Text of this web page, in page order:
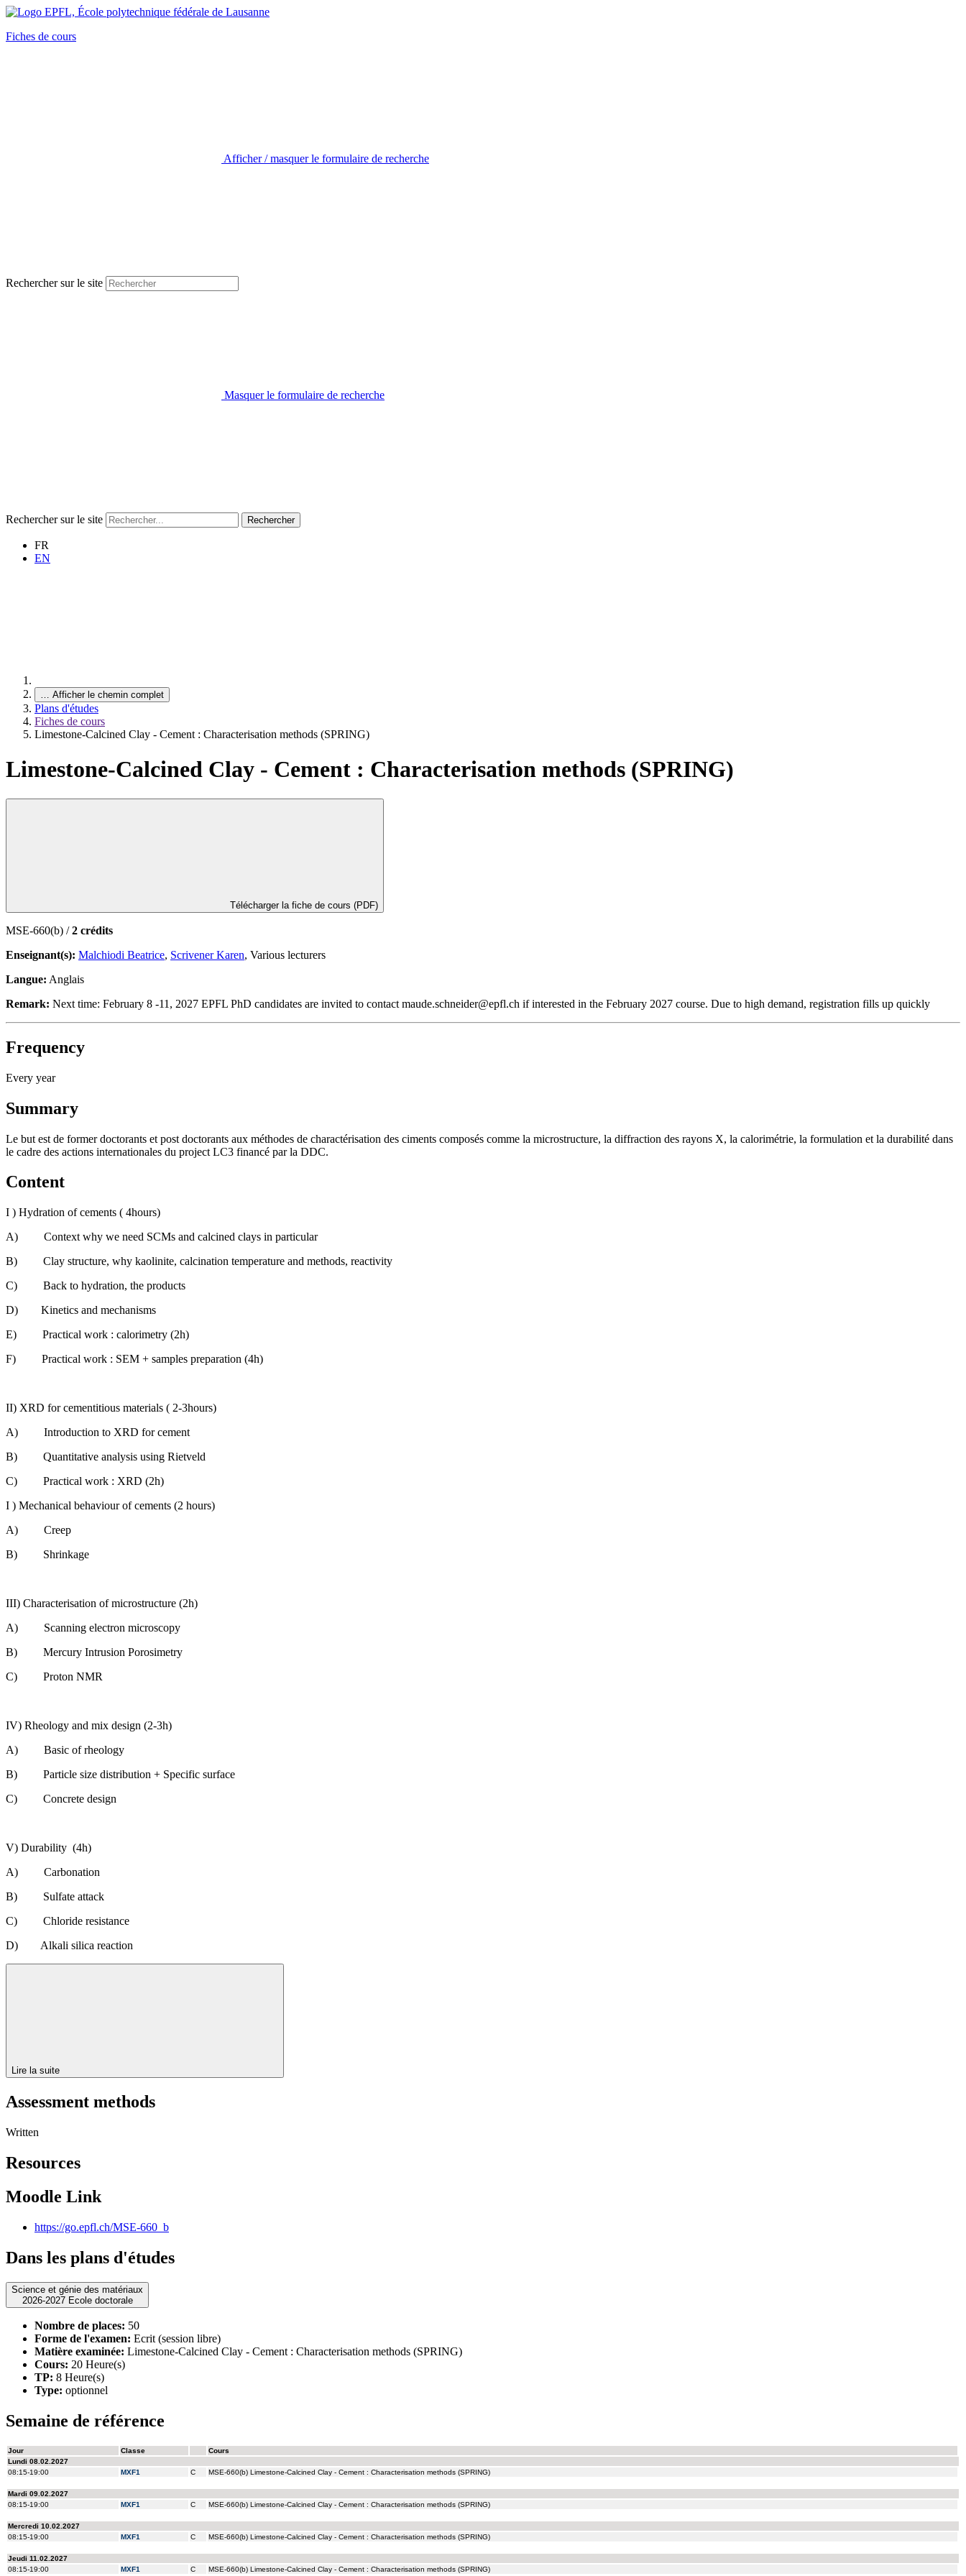
Fiches de cours
Afficher / masquer le formulaire de recherche
Rechercher sur le site
Masquer le formulaire de recherche
Rechercher sur le site Rechercher
FR
EN
… Afficher le chemin complet
Plans d'études
Fiches de cours
Limestone-Calcined Clay - Cement : Characterisation methods (SPRING)
Limestone-Calcined Clay - Cement : Characterisation methods (SPRING)
Télécharger la fiche de cours (PDF)
MSE-660(b) /2 crédits
Enseignant(s): Malchiodi Beatrice, Scrivener Karen, Various lecturers
Langue: Anglais
Remark: Next time: February 8 -11, 2027 EPFL PhD candidates are invited to contact maude.schneider@epfl.ch if interested in the February 2027 course. Due to high demand, registration fills up quickly
Frequency
Every year
Summary
Le but est de former doctorants et post doctorants aux méthodes de charactérisation des ciments composés comme la microstructure, la diffraction des rayons X, la calorimétrie, la formulation et la durabilité dans
le cadre des actions internationales du project LC3 financé par la DDC.
Content
I ) Hydration of cements ( 4hours)
A) Context why we need SCMs and calcined clays in particular
B) Clay structure, why kaolinite, calcination temperature and methods, reactivity
C) Back to hydration, the products
D) Kinetics and mechanisms
E) Practical work : calorimetry (2h)
F) Practical work : SEM + samples preparation (4h)
II) XRD for cementitious materials ( 2-3hours)
A) Introduction to XRD for cement
B) Quantitative analysis using Rietveld
C) Practical work : XRD (2h)
I ) Mechanical behaviour of cements (2 hours)
A) Creep
B) Shrinkage
III) Characterisation of microstructure (2h)
A) Scanning electron microscopy
B) Mercury Intrusion Porosimetry
C) Proton NMR
IV) Rheology and mix design (2-3h)
A) Basic of rheology
B) Particle size distribution + Specific surface
C) Concrete design
V) Durability (4h)
A) Carbonation
B) Sulfate attack
C) Chloride resistance
D) Alkali silica reaction
Lire la suite
Assessment methods
Written
Resources
Moodle Link
https://go.epfl.ch/MSE-660_b
Dans les plans d'études
Science et génie des matériaux
2026-2027 Ecole doctorale
Nombre de places: 50
Forme de l'examen: Ecrit (session libre)
Matière examinée: Limestone-Calcined Clay - Cement : Characterisation methods (SPRING)
Cours: 20 Heure(s)
TP: 8 Heure(s)
Type: optionnel
Semaine de référence